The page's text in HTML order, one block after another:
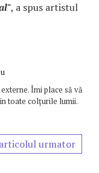
, a spus artistul
Îmi place să vă
toate colțurile lumii.
articolul urmator